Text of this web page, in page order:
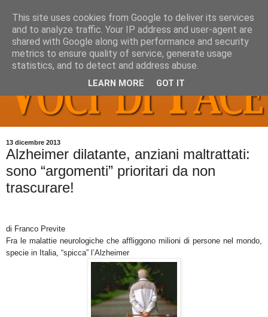
13 dicembre 2013
Alzheimer dilatante, anziani maltrattati:
sono “argomenti” prioritari da non
trascurare!
di Franco Previte
Fra le malattie neurologiche che affliggono milioni di persone nel mondo,
specie in Italia, “spicca” l’Alzheimer
This site uses cookies from Google to deliver its services
and to analyze traffic. Your IP address and user-agent are
shared with Google along with performance and security
metrics to ensure quality of service, generate usage
statistics, and to detect and address abuse.
LEARN MORE GOT IT